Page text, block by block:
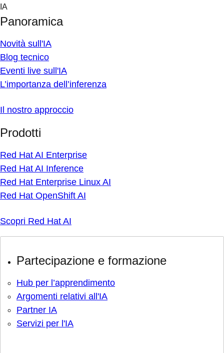
Skip
content
IA
Panoramica
Novità sull'IA
Blog tecnico
Eventi live sull'IA
L’importanza dell’inferenza
Il nostro approccio
Prodotti
Red Hat AI Enterprise
Red Hat AI Inference
Red Hat Enterprise Linux AI
Red Hat OpenShift AI
Scopri Red Hat AI
Partecipazione e formazione
Hub per l’apprendimento
Argomenti relativi all'IA
Partner IA
Servizi per l'IA